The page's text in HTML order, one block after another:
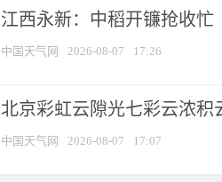
江西永新：中稻开镰抢收忙
中国天气网 2026-08-07 17:26
北京彩虹云隙光七彩云浓积
中国天气网 2026-08-07 17:07